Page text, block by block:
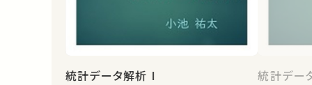
統計データ解析 I 統計デー